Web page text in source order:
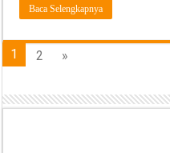
Baca Selengkapnya
1 2 »